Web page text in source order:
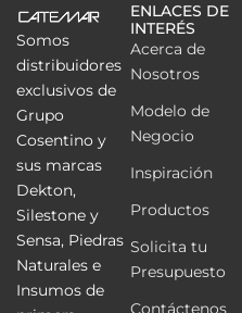
Somos
distribuidores
exclusivos de
Grupo
Cosentino y
sus marcas
Dekton,
Silestone y
Sensa, Piedras
Naturales e
Insumos de
ENLACES DE
INTERÉS
Acerca de
Nosotros
Modelo de
Negocio
Inspiración
Productos
Solicita tu
Presupuesto
Contáctenos